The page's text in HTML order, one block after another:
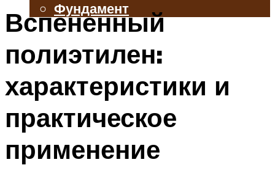
Фундамент
БАЛКОН И ЛОДЖИЯ
ВЕНТИЛЯЦИЯ
ТРУБЫ
Меню
Вспененный
полиэтилен:
характеристики и
практическое
применение